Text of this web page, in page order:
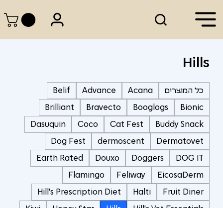
Hills
כל המוצרים Acana
Advance
Belif
Bionic
Booglogs
Bravecto
Brilliant
Buddy Snack
Cat Fest
Coco
Dasuquin
Dermatovet
dermoscent
Dog Fest
DOG IT
Doggers
Douxo
Earth Rated
EicosaDerm
Feliway
Flamingo
Fruit Diner
Halti
Hill's Prescription Diet